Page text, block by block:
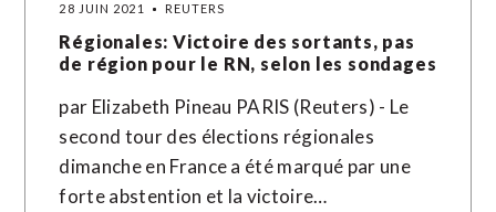
28 JUIN 2021 REUTERS
Régionales: Victoire des sortants, pas
de région pour le RN, selon les sondages
par Elizabeth Pineau PARIS (Reuters) - Le
second tour des élections régionales
dimanche en France a été marqué par une
forte abstention et la victoire…